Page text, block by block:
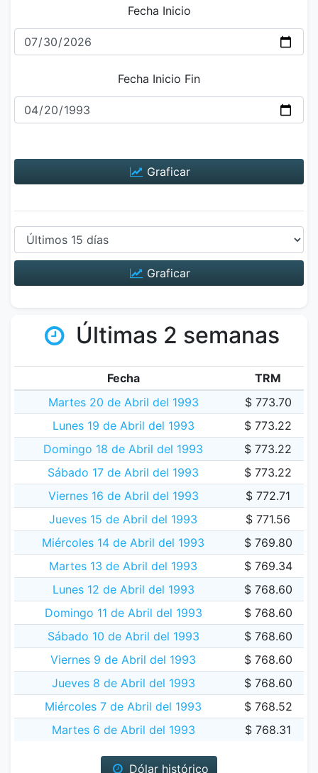
Fecha Inicio
Fecha Inicio Fin
Graficar
Graficar
Últimas 2 semanas
Fecha
TRM
Martes 20 de Abril del 1993
$ 773.70
Lunes 19 de Abril del 1993
$ 773.22
Domingo 18 de Abril del 1993
$ 773.22
Sábado 17 de Abril del 1993
$ 773.22
Viernes 16 de Abril del 1993
$ 772.71
Jueves 15 de Abril del 1993
$ 771.56
Miércoles 14 de Abril del 1993
$ 769.80
Martes 13 de Abril del 1993
$ 769.34
Lunes 12 de Abril del 1993
$ 768.60
Domingo 11 de Abril del 1993
$ 768.60
Sábado 10 de Abril del 1993
$ 768.60
Viernes 9 de Abril del 1993
$ 768.60
Jueves 8 de Abril del 1993
$ 768.60
Miércoles 7 de Abril del 1993
$ 768.52
Martes 6 de Abril del 1993
$ 768.31
Dólar histórico